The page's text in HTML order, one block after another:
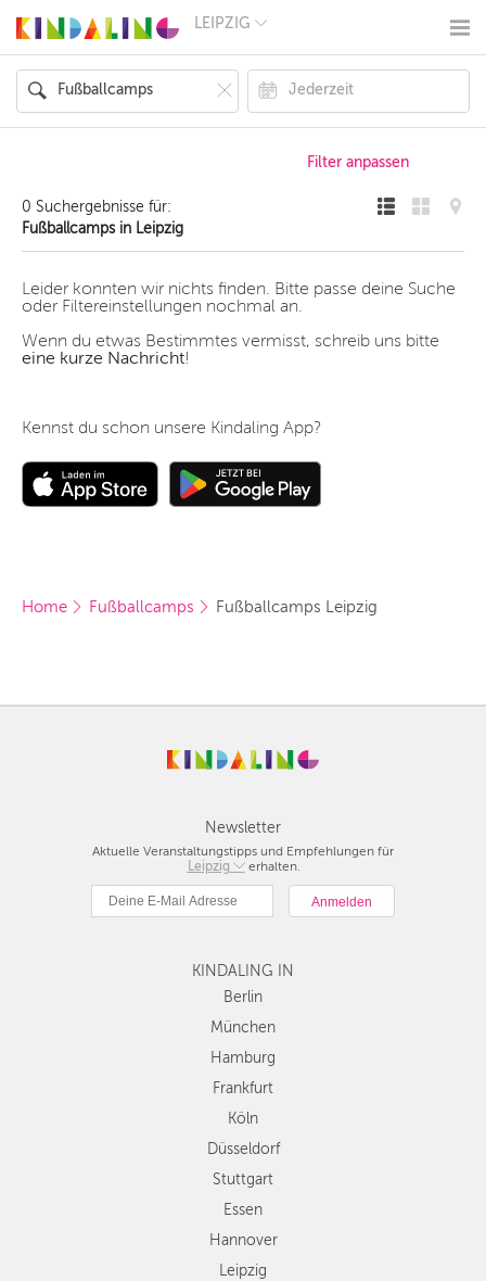
LEIPZIG
BERLIN
MÜNCHEN
HAMBURG
KÖLN
HANNOVER
LEIPZIG
DRESDEN
WIEN
ANDERE
REGIONEN
0 Suchergebnisse für:
Fußballcamps in Leipzig
Leider konnten wir nichts finden. Bitte passe deine Suche
oder Filtereinstellungen nochmal an.
Wenn du etwas Bestimmtes vermisst, schreib uns bitte
eine kurze Nachricht!
Kennst du schon unsere Kindaling App?
Home Fußballcamps Fußballcamps Leipzig
Newsletter
Aktuelle Veranstaltungstipps und Empfehlungen für
Leipzig
Berlin
München
Hamburg
Köln
Stuttgart
Nürnberg
Regionen
erhalten.
KINDALING IN
Berlin
München
Hamburg
Frankfurt
Köln
Düsseldorf
Stuttgart
Essen
Hannover
Leipzig